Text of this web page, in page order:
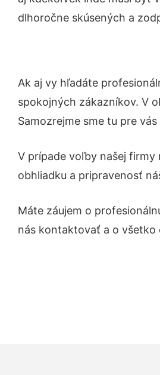
dlhoročne skúsených a
Ak aj vy hľadáte
spokojných zákazníkov. V
Samozrejme sme tu pre
V prípade voľby našej firmy
obhliadku a pripravenosť
Máte záujem o
nás kontaktovať a o všetko